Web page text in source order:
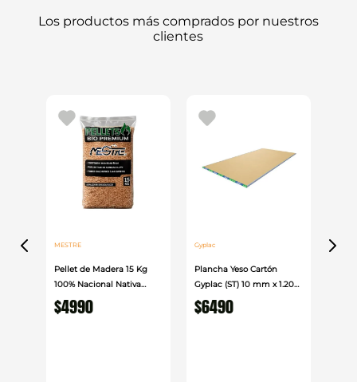
Los productos más comprados por nuestros
clientes
MESTRE
Pellet de Madera 15 Kg
100% Nacional Nativa
Mestre
$4990
Gyplac
Plancha Yeso Cartón
Gyplac (ST) 10 mm x 1.20
cm x 2.40cm
$6490